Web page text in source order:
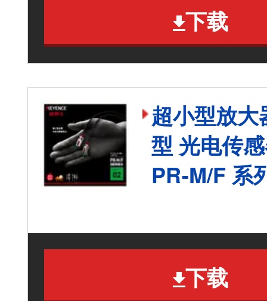
下载
超小型放大
型 光电传
PR-M/F 系
下载